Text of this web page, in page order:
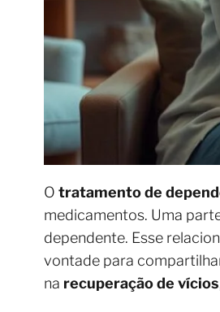
O tratamento de
medicamentos. Uma
dependente. Esse
vontade para
na recuperação de vícios